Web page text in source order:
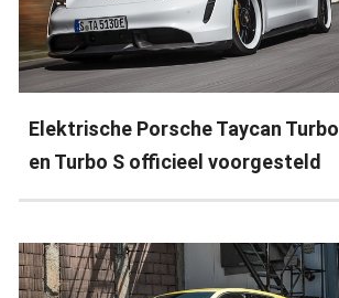
Elektrische Porsche Taycan Turbo
en Turbo S officieel voorgesteld